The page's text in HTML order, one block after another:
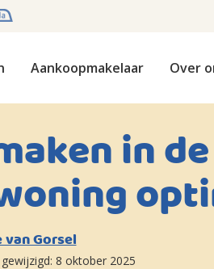
Aankoopmakelaar Over
in
Gorsel
8 oktober 2025